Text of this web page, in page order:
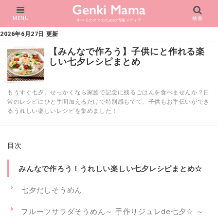
すべてのママのための情報メディア
MENU 検索
2026年6月27日 更新
【みんなで作ろう】子供にと作れる楽
しい七夕レシピまとめ
もうすぐ七夕。せっかくなら家族で記念に残るごはんを食べませんか？日
常のレシピにひと手間加えるだけで特別感もでて、子供もお手伝いができ
るうれしい楽しいレシピを集めました！
目次
みんなで作ろう！うれしい楽しい七夕レシピまとめ☆
七夕だしそうめん
フルーツサラダそうめん～ 手作りジュレde七夕☆ ～